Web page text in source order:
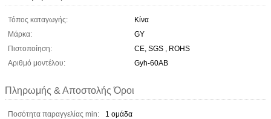
Τόπος καταγωγής:
Κίνα
Μάρκα:
GY
Πιστοποίηση:
CE, SGS , ROHS
Αριθμό μοντέλου:
Gyh-60AB
Πληρωμής & Αποστολής Όροι
Ποσότητα παραγγελίας min:
1 ομάδα